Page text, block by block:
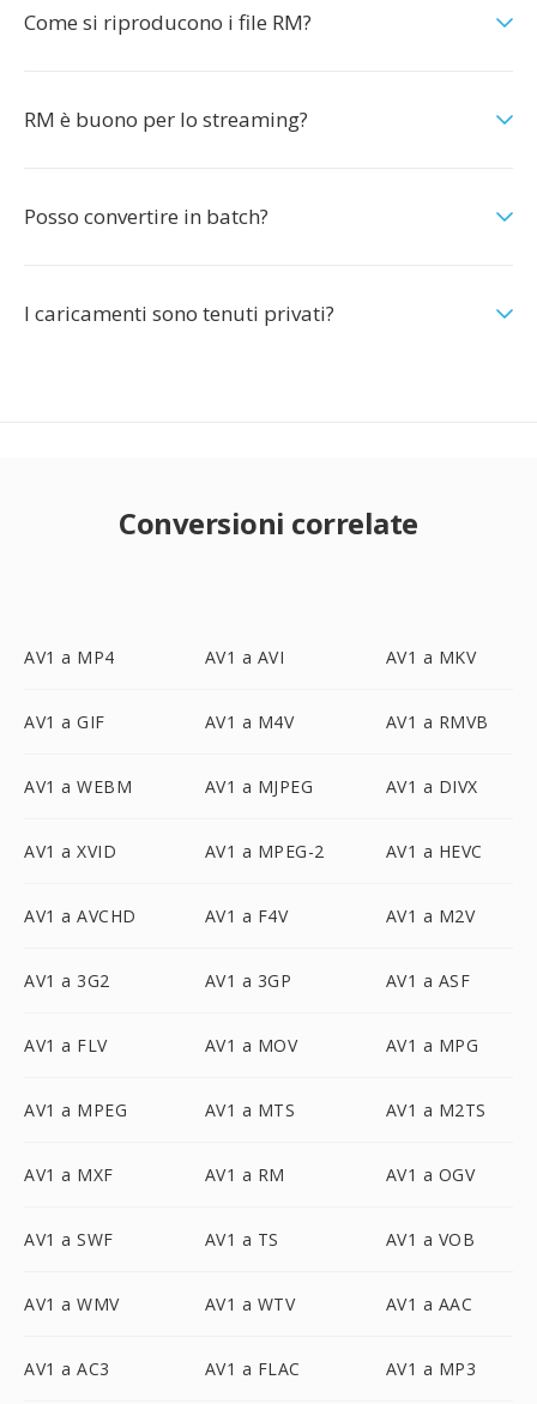
Come si riproducono i file RM?
RM è buono per lo streaming?
Posso convertire in batch?
I caricamenti sono tenuti privati?
Conversioni correlate
AV1 a MP4 AV1 a AVI AV1 a MKV
AV1 a GIF AV1 a M4V AV1 a RMVB
AV1 a WEBM AV1 a MJPEG AV1 a DIVX
AV1 a XVID AV1 a MPEG-2 AV1 a HEVC
AV1 a AVCHD AV1 a F4V AV1 a M2V
AV1 a 3G2 AV1 a 3GP AV1 a ASF
AV1 a FLV AV1 a MOV AV1 a MPG
AV1 a MPEG AV1 a MTS AV1 a M2TS
AV1 a MXF AV1 a RM AV1 a OGV
AV1 a SWF AV1 a TS AV1 a VOB
AV1 a WMV AV1 a WTV AV1 a AAC
AV1 a AC3 AV1 a FLAC AV1 a MP3